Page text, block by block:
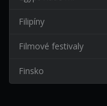
Filipíny
Filmové festivaly
Finsko